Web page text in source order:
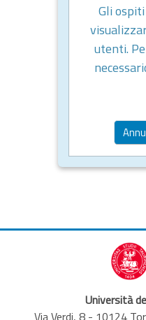
Gli
utenti.
Università
Via Verdi, 8 - 10124